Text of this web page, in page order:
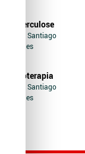
Tuberculose
Jairo Santiago
Novaes
Soroterapia
Jairo Santiago
Novaes